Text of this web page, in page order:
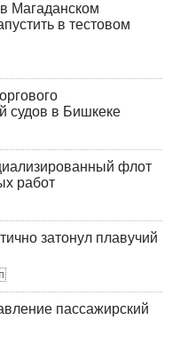
Магаданском
в тестовом
судов в Бишкеке
флот
работ
затонул плавучий
пассажирский